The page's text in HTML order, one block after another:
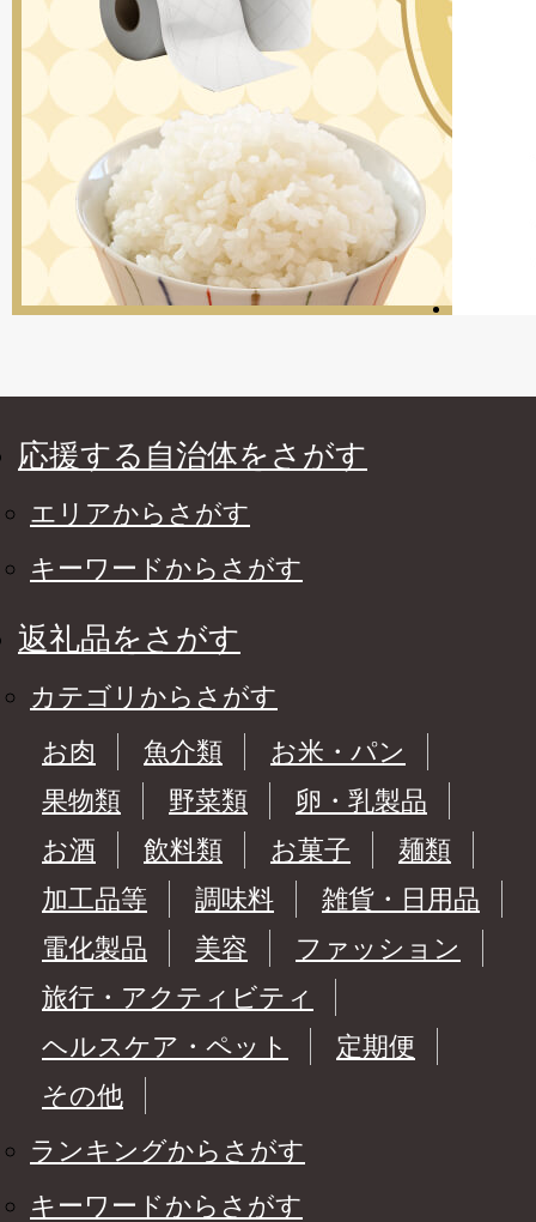
応援する自治体をさがす
エリアからさがす
キーワードからさがす
返礼品をさがす
カテゴリからさがす
お肉
魚介類
お米・パン
果物類
野菜類
卵・乳製品
お酒
飲料類 お菓子
麺類
加工品等
調味料
雑貨・日用品
電化製品
美容
ファッション
旅行・アクティビティ
ヘルスケア・ペット
定期便
その他
ランキングからさがす
キーワードからさがす